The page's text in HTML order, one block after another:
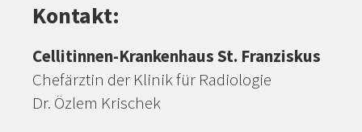
Kontakt:
Cellitinnen-Krankenhaus St. Franziskus
Chefärztin der Klinik für Radiologie
Dr. Özlem Krischek